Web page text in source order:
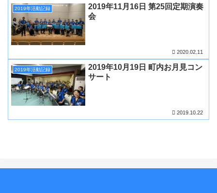
2019年活動記録
2019年11月16日 第25回定期演奏
会
2020.02.11
2019年活動記録
2019年10月19日 町内お月見コン
サート
2019.10.22